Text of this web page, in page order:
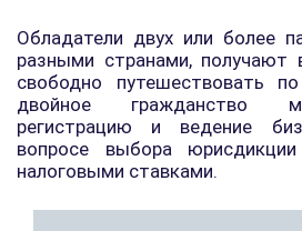
Обладатели двух или более
разными странами, получают
свободно путешествовать
двойное гражданство
регистрацию и ведение
вопросе выбора
налоговыми ставками.